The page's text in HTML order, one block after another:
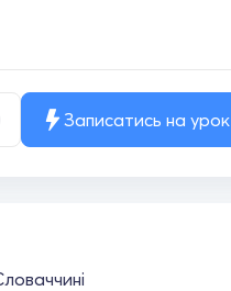
Записатись на урок